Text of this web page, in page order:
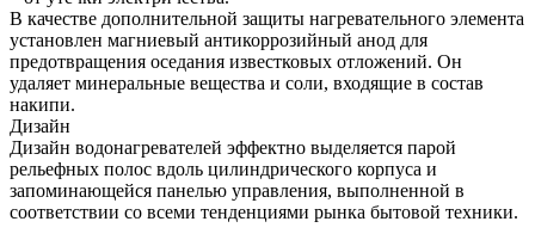
В качестве дополнительной защиты нагревательного элемента
установлен магниевый антикоррозийный анод для
предотвращения оседания известковых отложений. Он
удаляет минеральные вещества и соли, входящие в состав
накипи.
Дизайн
Дизайн водонагревателей эффектно выделяется парой
рельефных полос вдоль цилиндрического корпуса и
запоминающейся панелью управления, выполненной в
соответствии со всеми тенденциями рынка бытовой техники.